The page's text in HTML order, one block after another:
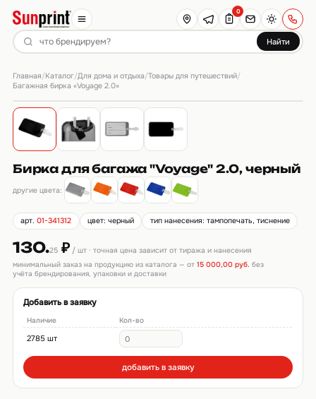
Найти
0
Главная/Каталог/Для дома и отдыха/Товары для путешествий/
Багажная бирка «Voyage 2.0»
Бирка для багажа "Voyage" 2.0, черный
другие цвета:
арт.01-341312 цвет: черный тип нанесения: тампопечать, тиснение
130.25₽/ шт · точная цена зависит от тиража и нанесения
минимальный заказ на продукцию из каталога — от 15 000,00 руб. без
учёта брендирования, упаковки и доставки
Добавить в заявку
Наличие Кол-во
2785 шт
добавить в заявку